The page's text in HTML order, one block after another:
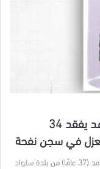
إعلام الأسرى: الأسير المؤبد معاذ حامد يفقد 34
في سجن نفحة
أكد مكتب إعلام الأسرى أن الأسير معاذ صالح جمعة حامد (37 عامًا) من بلدة سلواد